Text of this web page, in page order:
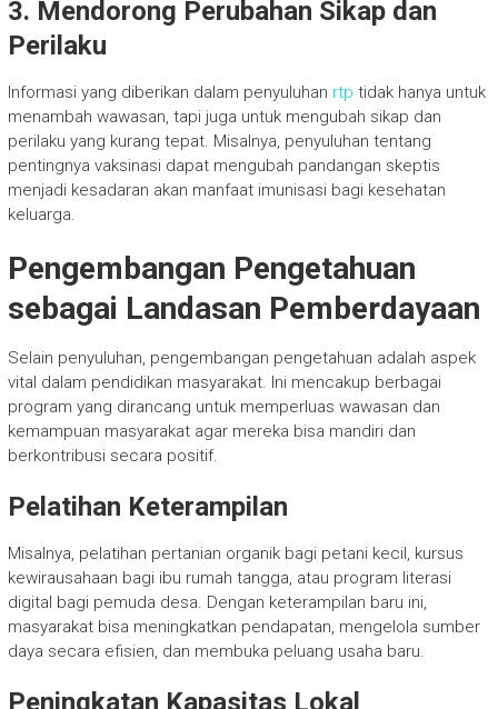
3. Mendorong Perubahan Sikap dan
Perilaku
Informasi yang diberikan dalam penyuluhan rtp tidak hanya untuk
menambah wawasan, tapi juga untuk mengubah sikap dan
perilaku yang kurang tepat. Misalnya, penyuluhan tentang
pentingnya vaksinasi dapat mengubah pandangan skeptis
menjadi kesadaran akan manfaat imunisasi bagi kesehatan
keluarga.
Pengembangan Pengetahuan
sebagai Landasan Pemberdayaan
Selain penyuluhan, pengembangan pengetahuan adalah aspek
vital dalam pendidikan masyarakat. Ini mencakup berbagai
program yang dirancang untuk memperluas wawasan dan
kemampuan masyarakat agar mereka bisa mandiri dan
berkontribusi secara positif.
Pelatihan Keterampilan
Misalnya, pelatihan pertanian organik bagi petani kecil, kursus
kewirausahaan bagi ibu rumah tangga, atau program literasi
digital bagi pemuda desa. Dengan keterampilan baru ini,
masyarakat bisa meningkatkan pendapatan, mengelola sumber
daya secara efisien, dan membuka peluang usaha baru.
Peningkatan Kapasitas Lokal